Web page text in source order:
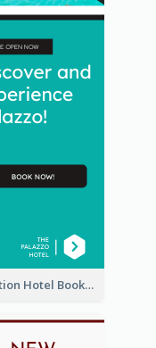
Vacation Hotel Booking Wide Skyscraper Banner